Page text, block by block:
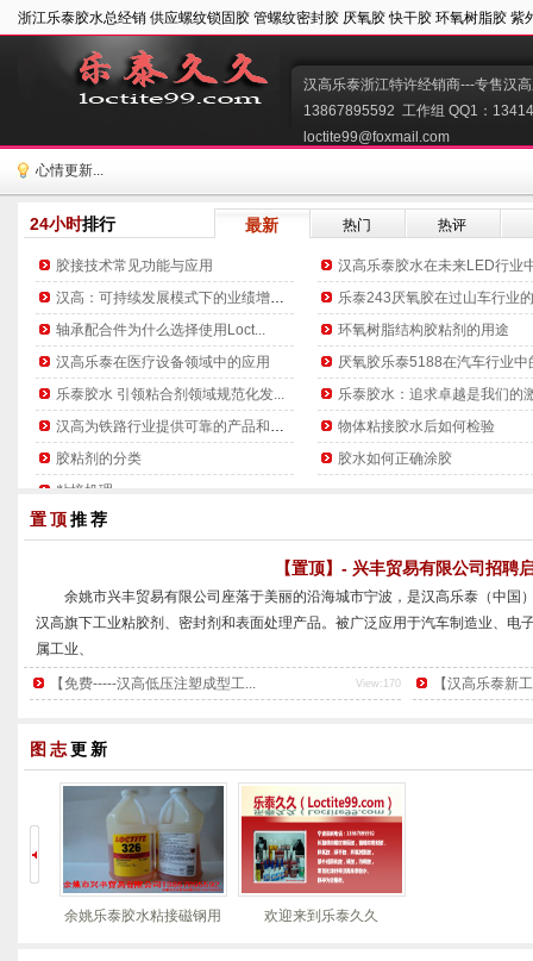
浙江乐泰胶水总经销 供应螺纹锁固胶 管螺纹密封胶 厌氧胶 快干胶 环氧树脂胶 紫
汉高乐泰浙江特许经销商---专售汉
13867895592  工作组 QQ1：
loctite99@foxmail.com
心情更新...
24小时排行 最新 热门 热评
胶接技术常见功能与应用
汉高乐泰胶水在未来LED行业
汉高：可持续发展模式下的业绩增长...
乐泰243厌氧胶在过山车行业
轴承配合件为什么选择使用Loct...
环氧树脂结构胶粘剂的用途
汉高乐泰在医疗设备领域中的应用
厌氧胶乐泰5188在汽车行业中
乐泰胶水 引领粘合剂领域规范化发...
乐泰胶水：追求卓越是我们的
汉高为铁路行业提供可靠的产品和技...
物体粘接胶水后如何检验
胶粘剂的分类
胶水如何正确涂胶
粘接机理
置顶推荐
【置顶】- 兴丰贸易有限公司招聘
余姚市兴丰贸易有限公司座落于美丽的沿海城市宁波，是汉高乐泰（中国
汉高旗下工业粘胶剂、密封剂和表面处理产品。被广泛应用于汽车制造业、电
属工业、
装配维修等各个领域。
公司产品包括螺纹锁固剂、结构粘胶剂、瞬干胶、紫外线固化剂、平面密
导者，其
View:170
【免费-----汉高低压注塑成型工... 【汉高乐泰新
图志更新
余姚乐泰胶水粘接磁钢用
欢迎来到乐泰久久